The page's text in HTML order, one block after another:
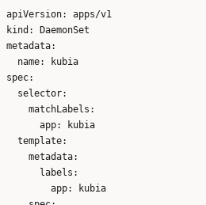
apiVersion: apps/v1
kind: DaemonSet
metadata:
  name: kubia
spec:
  selector:
    matchLabels:
      app: kubia
  template:
    metadata:
      labels:
        app: kubia